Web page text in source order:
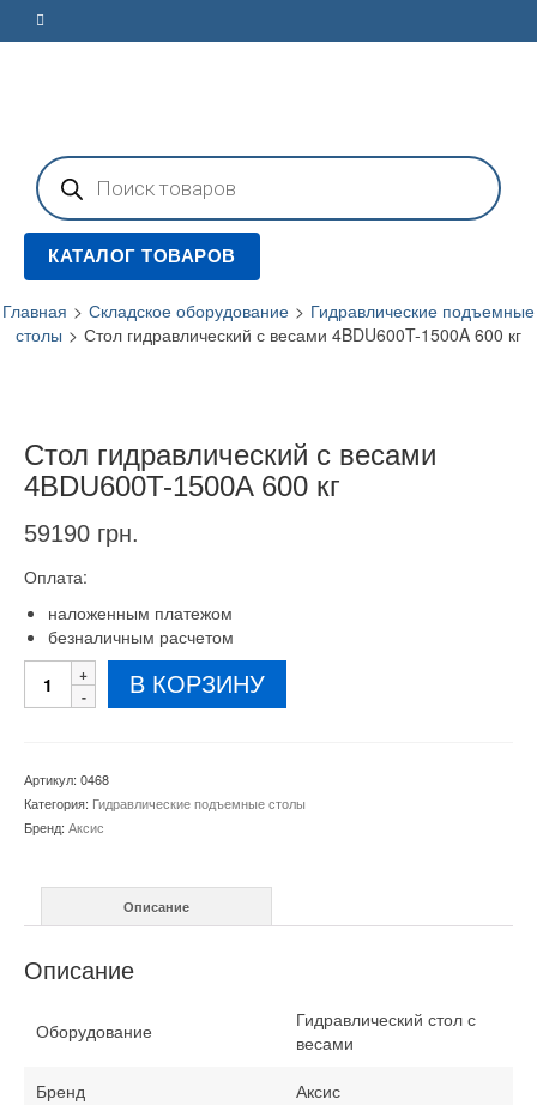
Поиск
товаров
КАТАЛОГ ТОВАРОВ
Главная > Складское оборудование > Гидравлические подъемные
столы > Стол гидравлический с весами 4BDU600T-1500A 600 кг
Стол гидравлический с весами
4BDU600T-1500A 600 кг
59190 грн.
Оплата:
наложенным платежом
безналичным расчетом
Количество
товара
весами
4BDU600T-
1500A
В КОРЗИНУ
Артикул: 0468
Категория: Гидравлические подъемные столы
Бренд: Аксис
Описание
Описание
Оборудование
Гидравлический стол с
весами
Бренд
Аксис